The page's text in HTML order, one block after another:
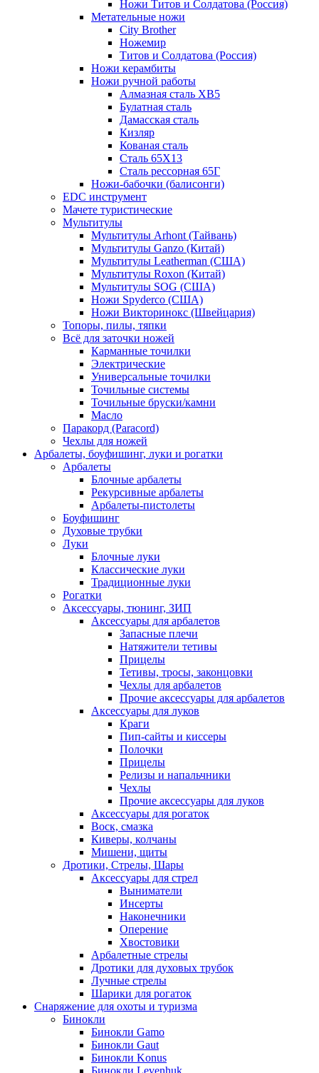
Ножи Титов и Солдатова (Россия)
Метательные ножи
City Brother
Ножемир
Титов и Солдатова (Россия)
Ножи керамбиты
Ножи ручной работы
Алмазная сталь ХВ5
Булатная сталь
Дамасская сталь
Кизляр
Кованая сталь
Сталь 65Х13
Сталь рессорная 65Г
Ножи-бабочки (балисонги)
EDC инструмент
Мачете туристические
Мультитулы
Мультитулы Arhont (Тайвань)
Мультитулы Ganzo (Китай)
Мультитулы Leatherman (США)
Мультитулы Roxon (Китай)
Мультитулы SOG (США)
Ножи Spyderco (США)
Ножи Викторинокс (Швейцария)
Топоры, пилы, тяпки
Всё для заточки ножей
Карманные точилки
Электрические
Универсальные точилки
Точильные системы
Точильные бруски/камни
Масло
Паракорд (Paracord)
Чехлы для ножей
Арбалеты, боуфишинг, луки и рогатки
Арбалеты
Блочные арбалеты
Рекурсивные арбалеты
Арбалеты-пистолеты
Боуфишинг
Духовые трубки
Луки
Блочные луки
Классические луки
Традиционные луки
Рогатки
Аксессуары, тюнинг, ЗИП
Аксессуары для арбалетов
Запасные плечи
Натяжители тетивы
Прицелы
Тетивы, тросы, законцовки
Чехлы для арбалетов
Прочие аксессуары для арбалетов
Аксессуары для луков
Краги
Пип-сайты и киссеры
Полочки
Прицелы
Релизы и напальчники
Чехлы
Прочие аксессуары для луков
Аксессуары для рогаток
Воск, смазка
Киверы, колчаны
Мишени, щиты
Дротики, Стрелы, Шары
Аксессуары для стрел
Выниматели
Инсерты
Наконечники
Оперение
Хвостовики
Арбалетные стрелы
Дротики для духовых трубок
Лучные стрелы
Шарики для рогаток
Снаряжение для охоты и туризма
Бинокли
Бинокли Gamo
Бинокли Gaut
Бинокли Konus
Бинокли Levenhuk